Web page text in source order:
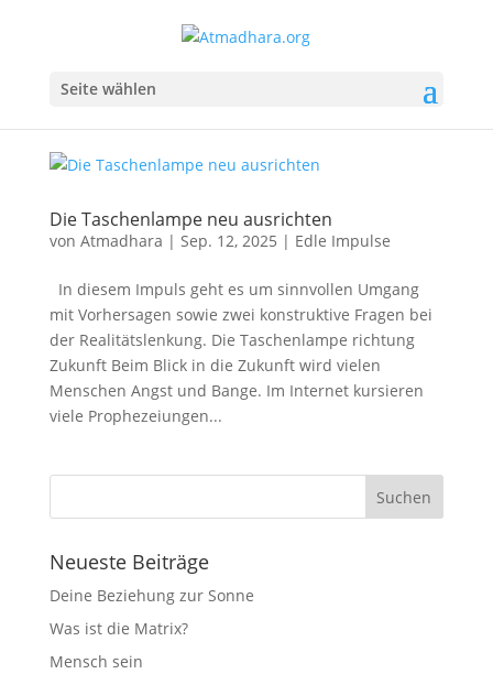
Seite wählen
Die Taschenlampe neu ausrichten
von Atmadhara | Sep. 12, 2025 | Edle Impulse
In diesem Impuls geht es um sinnvollen Umgang
mit Vorhersagen sowie zwei konstruktive Fragen bei
der Realitätslenkung. Die Taschenlampe richtung
Zukunft Beim Blick in die Zukunft wird vielen
Menschen Angst und Bange. Im Internet kursieren
viele Prophezeiungen...
Neueste Beiträge
Deine Beziehung zur Sonne
Was ist die Matrix?
Mensch sein